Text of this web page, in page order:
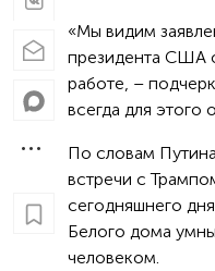
«Мы видим
президента США
работе, –
всегда для этого
По словам
встречи с
сегодняшнего
Белого дома
человеком.